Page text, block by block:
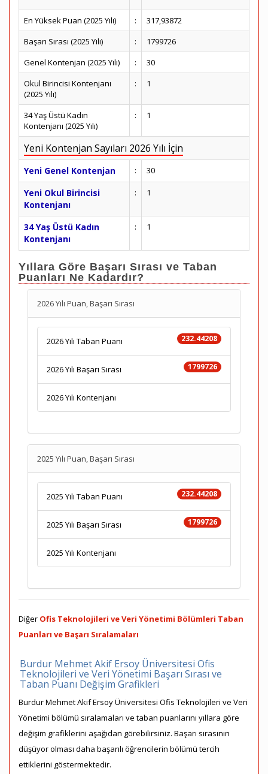
En Yüksek Puan (2025 Yılı) :
317,93872
Başarı Sırası (2025 Yılı)
:
1799726
Genel Kontenjan (2025 Yılı)
:
30
Okul Birincisi Kontenjanı
(2025 Yılı)
: 1
34 Yaş Üstü Kadın
Kontenjanı (2025 Yılı)
: 1
Yeni Kontenjan Sayıları 2026 Yılı İçin
Yeni Genel Kontenjan : 30
Yeni Okul Birincisi
Kontenjanı
: 1
34 Yaş Üstü Kadın
Kontenjanı
: 1
Yıllara Göre Başarı Sırası ve Taban
Puanları Ne Kadardır?
2026 Yılı Puan, Başarı Sırası
232.44208
2026 Yılı Taban Puanı
1799726
2026 Yılı Başarı Sırası
2026 Yılı Kontenjanı
2025 Yılı Puan, Başarı Sırası
232.44208
2025 Yılı Taban Puanı
1799726
2025 Yılı Başarı Sırası
2025 Yılı Kontenjanı
Diğer Ofis Teknolojileri ve Veri Yönetimi Bölümleri Taban
Puanları ve Başarı Sıralamaları
Burdur Mehmet Akif Ersoy Üniversitesi Ofis
Teknolojileri ve Veri Yönetimi Başarı Sırası ve
Taban Puanı Değişim Grafikleri
Burdur Mehmet Akif Ersoy Üniversitesi Ofis Teknolojileri ve Veri
Yönetimi bölümü sıralamaları ve taban puanlarını yıllara göre
değişim grafiklerini aşağıdan görebilirsiniz. Başarı sırasının
düşüyor olması daha başarılı öğrencilerin bölümü tercih
ettiklerini göstermektedir.